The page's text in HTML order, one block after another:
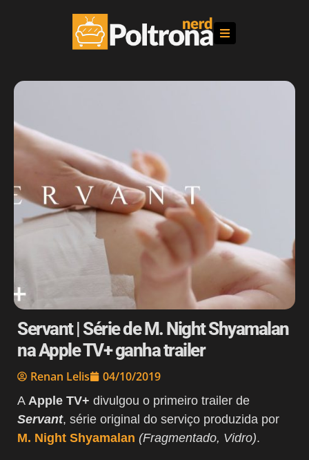
Servant | Série de M. Night Shyamalan
na Apple TV+ ganha trailer
Renan Lelis 04/10/2019
A Apple TV+ divulgou o primeiro trailer de
Servant, série original do serviço produzida por
M. Night Shyamalan (Fragmentado, Vidro).